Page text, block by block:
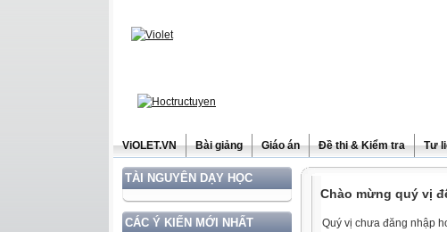
ViOLET.VN Bài giảng Giáo án Đề thi & Kiểm tra Tư
TÀI NGUYÊN DẠY HỌC
CÁC Ý KIẾN MỚI NHẤT
Chào mừng quý vị
Quý vị chưa đăng nhập